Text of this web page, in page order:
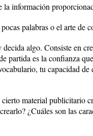
información
palabras o el arte de
algo. Consiste en
partida es la confianza
tu capacidad
material publicitario
¿Cuáles son las